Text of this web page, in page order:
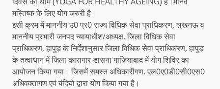
मस्तिष्क के लिए योग जरुरी है।
इसी क्रम में माननीय उ0 प्र0 राज्य विधिक सेवा प्राधिकरण, लखनऊ व
माननीय प्रभारी जनपद न्यायाधीश/अध्यक्ष, जिला विधिक सेवा
प्राधिकरण, हापुड़ के निर्देशानुसार जिला विधिक सेवा प्राधिकरण, हापुड़
के तत्वाधान में जिला कारागार डासना गाजियाबाद में योग शिविर का
आयोजन किया गया। जिसमें समस्त अधिकारीगण, एल0ए0डी0सी0एस0
अधिवक्तागण एवं बंदियों द्वारा योग किया गया है।